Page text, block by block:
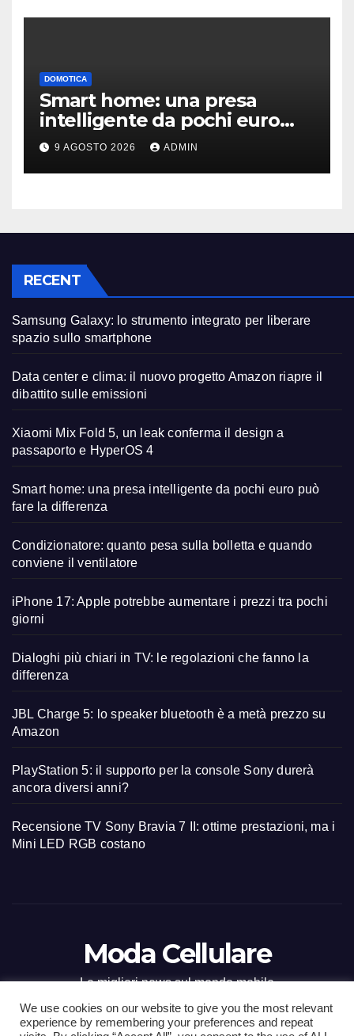
DOMOTICA
Smart home: una presa
intelligente da pochi euro
può fare la differenza
9 AGOSTO 2026 ADMIN
RECENT
Samsung Galaxy: lo strumento integrato per liberare
spazio sullo smartphone
Data center e clima: il nuovo progetto Amazon riapre il
dibattito sulle emissioni
Xiaomi Mix Fold 5, un leak conferma il design a
passaporto e HyperOS 4
Smart home: una presa intelligente da pochi euro può
fare la differenza
Condizionatore: quanto pesa sulla bolletta e quando
conviene il ventilatore
iPhone 17: Apple potrebbe aumentare i prezzi tra pochi
giorni
Dialoghi più chiari in TV: le regolazioni che fanno la
differenza
JBL Charge 5: lo speaker bluetooth è a metà prezzo su
Amazon
PlayStation 5: il supporto per la console Sony durerà
ancora diversi anni?
Recensione TV Sony Bravia 7 II: ottime prestazioni, ma i
Mini LED RGB costano
Moda Cellulare
Le migliori news sul mondo mobile
We use cookies on our website to give you the most relevant
experience by remembering your preferences and repeat